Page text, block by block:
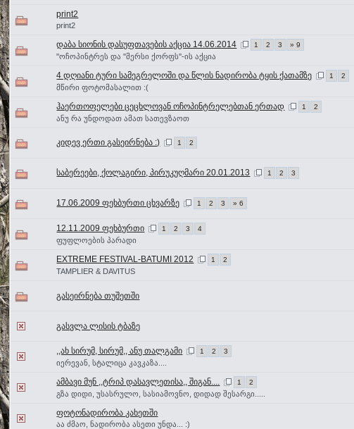
print2
print2
დაბა სიონის დასუფთავების აქცია 14.06.2014 1 2 3 » 9
''ოჩოპინტრეს და ''მერსი ქორფს''-ის აქცია
4 დღიანი ტური სამეგრელოში და წლის ნადირობა ტყის ქათამზე 1 2
მწირი ფოტომასალით :(
ჰაერთოფელები ცეცხლოვან ოჩოპინტრელებთან ერთად 1 2
ანუ რა უნდოდათ ამათ სათევზაოთ
კიდევ ერთი გასეირნება :) 1 2
საბერეები, ქოლაგირი, პირუკუღმარი 20.01.2013 1 2 3
17.06.2009 ფეხბურთი ცხვარზე 1 2 3 » 6
12.11.2009 ფეხბურთი 1 2 3 4
ფუფლოების პარადი
EXTREME FESTIVAL-BATUMI 2012 1 2
TAMPLIER & DAVITUS
გასეირნება თუშეთში
გასვლა ლისის ტბაზე
,,ახ სირუმ, სირუმ,, ანუ თალგამი 1 2 3
იერევან, სტალიცა კავკაზა....
ამბავი მუნ ,,ტრიპ დასავლეთისა,, შიგან.... 1 2
გზა დიდი, უსასრულო, სასიამოვნო, დიდად შესარგი.....
ფოტონადირობა კახეთში
აა ძმაო, ნადირობა ასეთი უნდა... :)